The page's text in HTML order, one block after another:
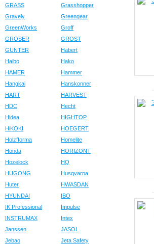
GRASS
Grasshopper
Gravely
Greengear
GreenWorks
Groff
GROSER
GROST
GUNTER
Habert
Haibo
Hako
HAMER
Hammer
Hangkai
Hanskonner
HART
HARVEST
HDC
Hecht
Hidea
HIGHTOP
HiKOKI
HOEGERT
Holzfforma
Homelite
Honda
HORIZONT
Hozelock
HQ
HUGONG
Husqvarna
Huter
HWASDAN
HYUNDAI
IBO
IK Professional
Impulse
INSTRUMAX
Intex
Janssen
JASOL
Jebao
Jeta Safety